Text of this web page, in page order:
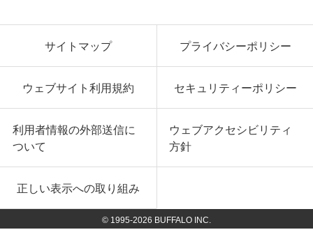
サイトマップ プライバシーポリシー
ウェブサイト利用規約 セキュリティーポリシー
利用者情報の外部送信に
ついて
ウェブアクセシビリティ
方針
正しい表示への取り組み
© 1995-2026 BUFFALO INC.